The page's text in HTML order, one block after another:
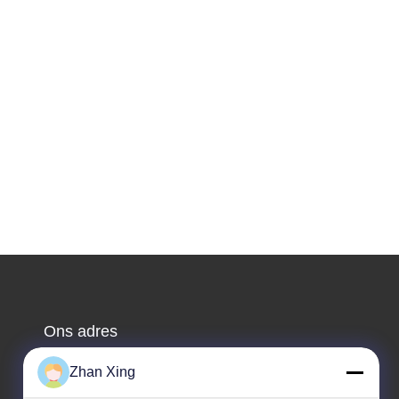
Ons adres
Adres
De Commissie heeft in het kader van haar onderzoek
Zhan Xing